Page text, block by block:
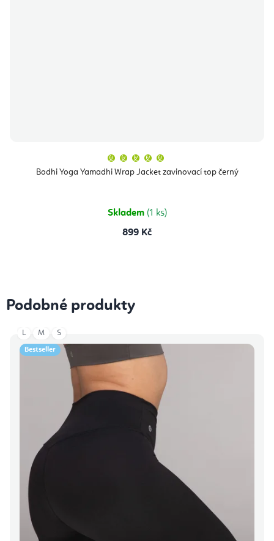
Bodhi Yoga Yamadhi Wrap Jacket zavinovací top černý
produktu
je
Skladem (1 ks)
899 Kč
Podobné produkty
Bestseller
L M S